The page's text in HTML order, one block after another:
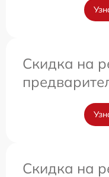
Скидка на
Скидка на